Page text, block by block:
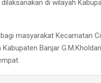
di wilayah
masyarakat Kecamatan
Banjar